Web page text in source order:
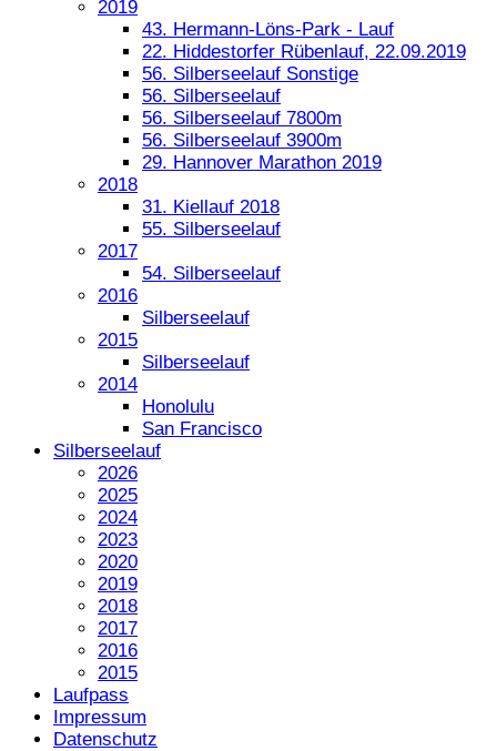
2019
43. Hermann-Löns-Park - Lauf
22. Hiddestorfer Rübenlauf, 22.09.2019
56. Silberseelauf Sonstige
56. Silberseelauf
56. Silberseelauf 7800m
56. Silberseelauf 3900m
29. Hannover Marathon 2019
2018
31. Kiellauf 2018
55. Silberseelauf
2017
54. Silberseelauf
2016
Silberseelauf
2015
Silberseelauf
2014
Honolulu
San Francisco
Silberseelauf
2026
2025
2024
2023
2020
2019
2018
2017
2016
2015
Laufpass
Impressum
Datenschutz